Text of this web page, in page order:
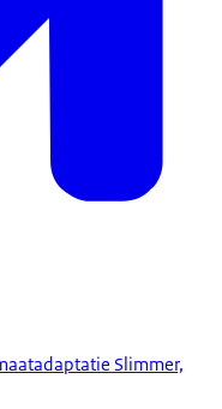
Slimmer,